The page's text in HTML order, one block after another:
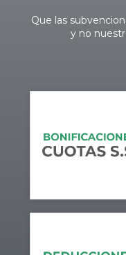
Que las
y no